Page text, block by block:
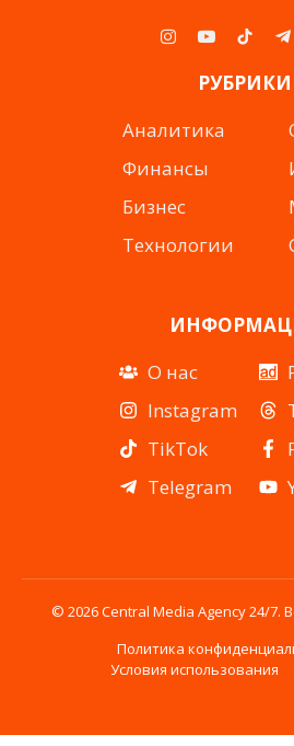
Instagram
YouTubeTikTok
РУБРИКИ
Аналитика
Финансы
Бизнес
Технологии
О нас
Instagram
TikTok
Telegram
© 2026 Central Media Agency 24/
Политика
Условия использования